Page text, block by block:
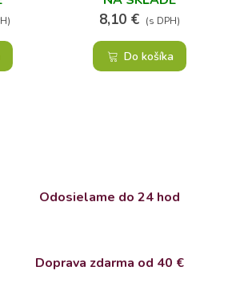
8,10 € (s DPH)
Do košíka
Odosielame do 24 hod
Doprava zdarma od 40 €